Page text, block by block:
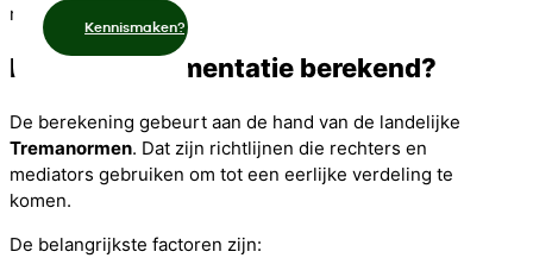
Kennismaken?
maken.
Hoe wordt alimentatie berekend?
De berekening gebeurt aan de hand van de landelijke
Tremanormen. Dat zijn richtlijnen die rechters en
mediators gebruiken om tot een eerlijke verdeling te
komen.
De belangrijkste factoren zijn: